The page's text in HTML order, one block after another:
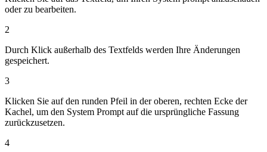
oder zu bearbeiten.
2
Durch Klick außerhalb des Textfelds werden Ihre Änderungen
gespeichert.
3
Klicken Sie auf den runden Pfeil in der oberen, rechten Ecke der
Kachel, um den System Prompt auf die ursprüngliche Fassung
zurückzusetzen.
4